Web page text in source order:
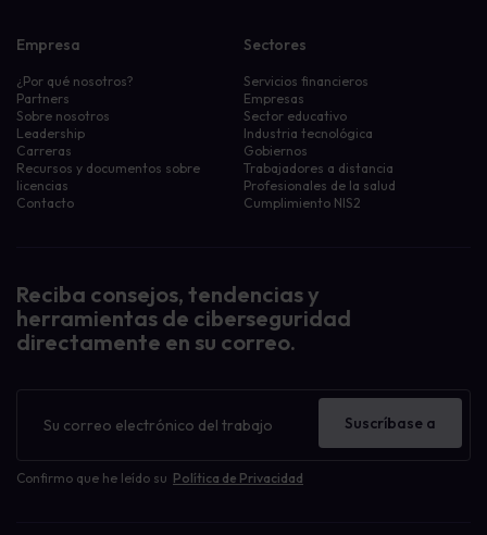
Empresa
¿Por qué nosotros?
Partners
Sobre nosotros
Leadership
Carreras
Recursos y documentos sobre
licencias
Contacto
Sectores
Servicios financieros
Empresas
Sector educativo
Industria tecnológica
Gobiernos
Trabajadores a distancia
Profesionales de la salud
Cumplimiento NIS2
Reciba consejos, tendencias y
herramientas de ciberseguridad
directamente en su correo.
Confirmo que he leído su Política de Privacidad
Suscríbase a